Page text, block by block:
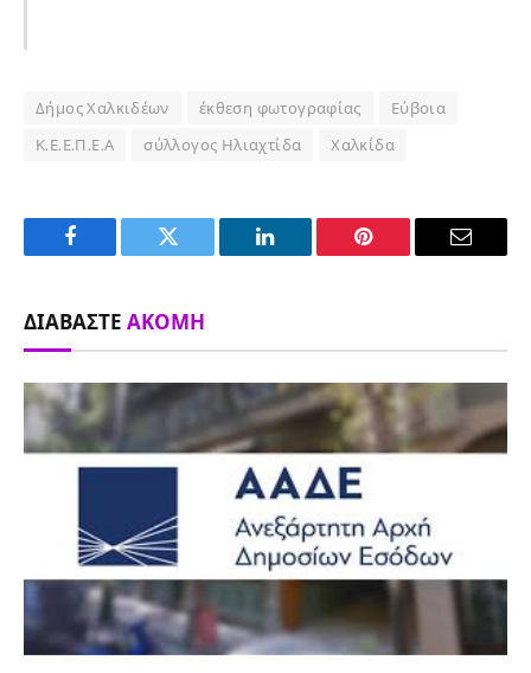
Δήμος Χαλκιδέων έκθεση φωτογραφίας
Εύβοια
Κ.Ε.Ε.Π.Ε.Α
σύλλογος Ηλιαχτίδα Χαλκίδα
Facebook Twitter LinkedIn Pinterest Email
ΔΙΑΒΆΣΤΕ ΑΚΌΜΗ